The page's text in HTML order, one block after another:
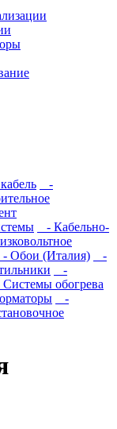
-
- Кабельно-
- Обои (Италия)
-
-
обогрева
-